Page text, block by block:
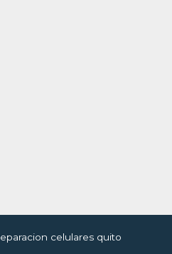
celulares quito